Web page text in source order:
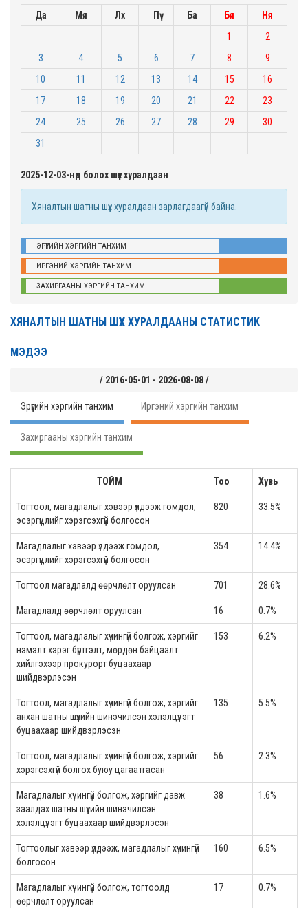
Да
Мя Лх Пү Ба Бя
Ня
1
2
3
4 5 6 7 8
9
10
11 12 13 14 15
16
17
18 19 20 21 22
23
24
25 26 27 28 29
30
31
2025-12-03-нд болох шүүх хуралдаан
Хяналтын шатны шүүх хуралдаан зарлагдаагүй байна.
ЭРҮҮГИЙН ХЭРГИЙН ТАНХИМ
ИРГЭНИЙ ХЭРГИЙН ТАНХИМ
ЗАХИРГААНЫ ХЭРГИЙН ТАНХИМ
ХЯНАЛТЫН ШАТНЫ ШҮҮХ ХУРАЛДААНЫ СТАТИСТИК
МЭДЭЭ
/ 2016-05-01 - 2026-08-08 /
Эрүүгийн хэргийн танхим Иргэний хэргийн танхим
Захиргааны хэргийн танхим
ТОЙМ Тоо Хувь
Тогтоол, магадлалыг хэвээр үлдээж гомдол,
эсэргүүцлийг хэрэгсэхгүй болгосон
820 33.5%
Магадлалыг хэвээр үлдээж гомдол,
эсэргүүцлийг хэрэгсэхгүй болгосон
354 14.4%
Тогтоол магадлалд өөрчлөлт оруулсан 701 28.6%
Магадлалд өөрчлөлт оруулсан 16 0.7%
Тогтоол, магадлалыг хүчингүй болгож, хэргийг
нэмэлт хэрэг бүртгэлт, мөрдөн байцаалт
хийлгэхээр прокурорт буцаахаар
шийдвэрлэсэн
153 6.2%
Тогтоол, магадлалыг хүчингүй болгож, хэргийг
анхан шатны шүүхийн шинэчилсэн хэлэлцүүлэгт
буцаахаар шийдвэрлэсэн
135 5.5%
Тогтоол, магадлалыг хүчингүй болгож, хэргийг
хэрэгсэхгүй болгох буюу цагаатгасан
56 2.3%
Магадлалыг хүчингүй болгож, хэргийг давж
заалдах шатны шүүхийн шинэчилсэн
хэлэлцүүлэгт буцаахаар шийдвэрлэсэн
38 1.6%
Тогтоолыг хэвээр үлдээж, магадлалыг хүчингүй
болгосон
160 6.5%
Магадлалыг хүчингүй болгож, тогтоолд
өөрчлөлт оруулсан
17 0.7%